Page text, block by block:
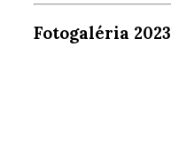
Fotogaléria 2023